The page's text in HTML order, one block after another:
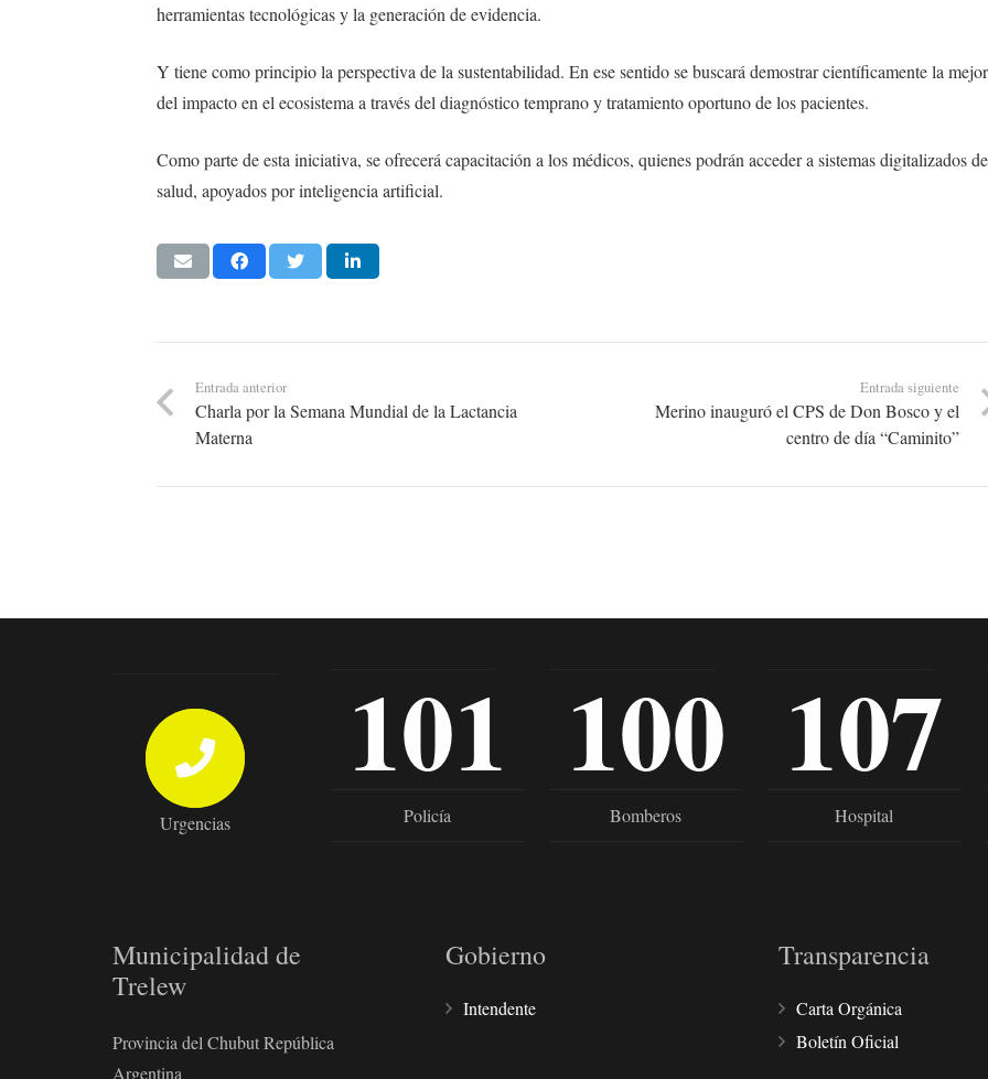
herramientas tecnológicas y la generación de evidencia.
Y tiene como principio la perspectiva de la sustentabilidad. En ese sentido se buscará demostrar científicamente la
del impacto en el ecosistema a través del diagnóstico temprano y tratamiento oportuno de los pacientes.
Como parte de esta iniciativa, se ofrecerá capacitación a los médicos, quienes podrán acceder a sistemas digitalizados de
salud, apoyados por inteligencia artificial.
Entrada anterior
Charla por la Semana Mundial de la Lactancia
Materna
Entrada siguiente
Merino inauguró el CPS de Don Bosco y el
centro de día “Caminito”
Urgencias
101
Policía
100
Bomberos
107
Hospital
Municipalidad de
Trelew
Provincia del Chubut República
Argentina
Gobierno
Intendente
Transparencia
Carta Orgánica
Boletín Oficial